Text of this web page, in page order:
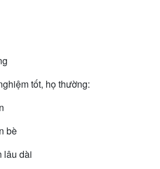
tốt, họ thường:
bè
lâu dài